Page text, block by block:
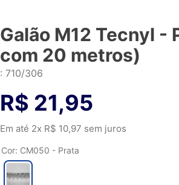
Galão M12 Tecnyl -
com 20 metros)
: 710/306
R$ 21,95
Em até 2x R$ 10,97 sem juros
Cor: CM050 - Prata